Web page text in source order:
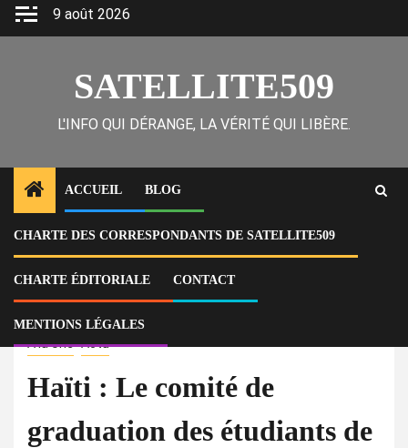
Skip
9 août 2026
SATELLITE509
L'INFO QUI DÉRANGE, LA VÉRITÉ QUI LIBÈRE.
ACCUEIL BLOG
CHARTE DES CORRESPONDANTS DE SATELLITE509
CHARTE ÉDITORIALE CONTACT
MENTIONS LÉGALES
Home
Actu
Haïti : Le comité de graduation des étudiants de la FDSE offre une
plaque d’honneur à Ariel Henry pour une enveloppe de 3 millions 500
À la Une Actu
Haïti : Le comité de
graduation des étudiants de